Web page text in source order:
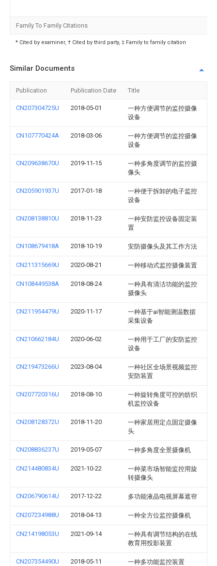
Family To Family Citations
* Cited by examiner, † Cited by third party, ‡ Family to family citation
Similar Documents
Publication Publication Date Title
CN207304725U 2018-05-01
一种方便调节的监控摄像
设备
CN107770424A 2018-03-06
一种方便调节的监控摄像
设备
CN209638670U 2019-11-15
一种多角度调节的监控摄
像头
CN205901937U 2017-01-18
一种便于拆卸的电子监控
设备
CN208138810U 2018-11-23
一种安防监控设备固定装
置
CN108679418A 2018-10-19 安防摄像头及其工作方法
CN211315669U 2020-08-21 一种移动式监控摄像装置
CN108449538A 2018-08-24
一种具有清洁功能的监控
摄像头
CN211954479U 2020-11-17
一种基于ai智能测温数据
采集设备
CN210662184U 2020-06-02
一种用于工厂的安防监控
设备
CN219473266U 2023-08-04
一种社区全场景视频监控
安防装置
CN207720316U 2018-08-10
一种旋转角度可控的纺织
机监控设备
CN208128372U 2018-11-20
一种家居用定点固定摄像
头
CN208836237U 2019-05-07 一种多角度全景摄像机
CN214480834U 2021-10-22
一种菜市场智能监控用旋
转摄像头
CN206790614U 2017-12-22 多功能液晶电视屏幕遮帘
CN207234988U 2018-04-13 一种全方位监控摄像机
CN214198053U 2021-09-14
一种具有调节结构的在线
教育用投影装置
CN207354490U 2018-05-11 一种多功能监控装置